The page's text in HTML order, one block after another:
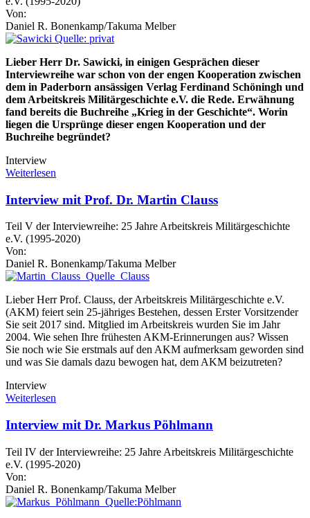
Von:
Daniel R. Bonenkamp/Takuma Melber
Lieber Herr Dr. Sawicki, in einigen Gesprächen dieser
Interviewreihe war schon von der engen Kooperation zwischen
dem in Paderborn ansässigen Verlag Ferdinand Schöningh und
dem Arbeitskreis Militärgeschichte e.V. die Rede. Erwähnung
fand bereits die Buchreihe „Krieg in der Geschichte“. Worin
liegen die Ursprünge dieser engen Kooperation und der
Buchreihe begründet?
Interview
Weiterlesen
Interview mit Prof. Dr. Martin Clauss
Teil V der Interviewreihe: 25 Jahre Arbeitskreis Militärgeschichte
e.V. (1995-2020)
Von:
Daniel R. Bonenkamp/Takuma Melber
Lieber Herr Prof. Clauss, der Arbeitskreis Militärgeschichte e.V.
(AKM) feiert sein 25-jähriges Bestehen, dessen Erster Vorsitzender
Sie seit 2017 sind. Mitglied im Arbeitskreis wurden Sie im Jahr
2004. Wie sehen Ihre frühesten AKM-Erinnerungen aus? Wissen
Sie noch wie Sie erstmals auf den AKM aufmerksam geworden sind
und was Sie damals dazu bewogen hat, dem AKM beizutreten?
Interview
Weiterlesen
Interview mit Dr. Markus Pöhlmann
Teil IV der Interviewreihe: 25 Jahre Arbeitskreis Militärgeschichte
e.V. (1995-2020)
Von:
Daniel R. Bonenkamp/Takuma Melber